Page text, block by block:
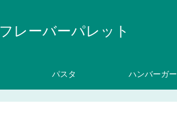
フレーバーパレット
パスタ ハンバーガー